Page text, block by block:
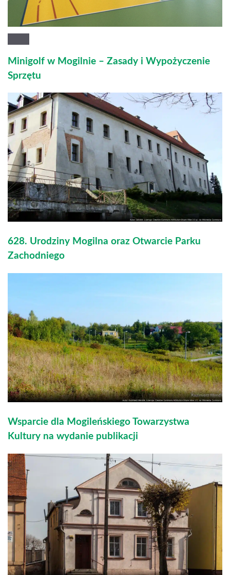
Minigolf w Mogilnie – Zasady i Wypożyczenie
Sprzętu
628. Urodziny Mogilna oraz Otwarcie Parku
Zachodniego
Wsparcie dla Mogileńskiego Towarzystwa
Kultury na wydanie publikacji